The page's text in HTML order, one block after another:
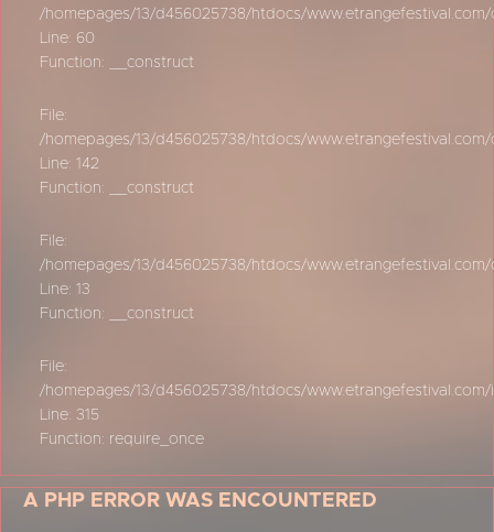
/homepages/13/d456025738/htdocs/
Line: 60
Function: __construct
File:
/homepages/13/d456025738/htdocs/
Line: 142
Function: __construct
File:
/homepages/13/d456025738/htdocs/
Line: 13
Function: __construct
File:
/homepages/13/d456025738/htdocs/
Line: 315
Function: require_once
A PHP ERROR WAS ENCOUNTERED